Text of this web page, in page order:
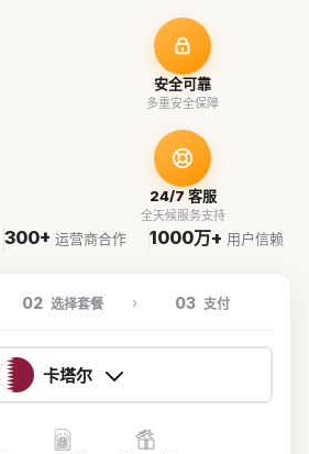
安全可靠
多重安全保障
24/7 客服
全天候服务支持
300+ 运营商合作 1000万+ 用户信赖
02 选择套餐 03 支付
卡塔尔